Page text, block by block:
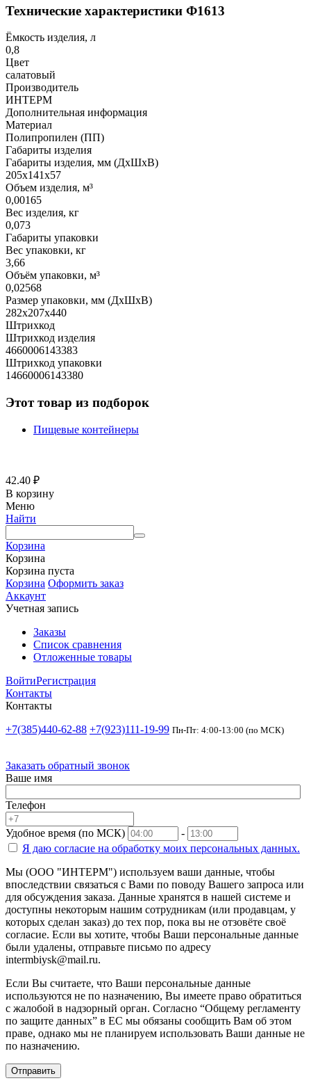
Технические характеристики Ф1613
Ёмкость изделия, л
0,8
Цвет
салатовый
Производитель
ИНТЕРМ
Дополнительная информация
Материал
Полипропилен (ПП)
Габариты изделия
Габариты изделия, мм (ДхШхВ)
205х141х57
Объем изделия, м³
0,00165
Вес изделия, кг
0,073
Габариты упаковки
Вес упаковки, кг
3,66
Объём упаковки, м³
0,02568
Размер упаковки, мм (ДхШхВ)
282х207х440
Штрихкод
Штрихкод изделия
4660006143383
Штрихкод упаковки
14660006143380
Этот товар из подборок
Пищевые контейнеры
42.40 ₽
В корзину
Меню
Найти
Корзина
Корзина
Корзина пуста
Корзина Оформить заказ
Аккаунт
Учетная запись
Заказы
Список сравнения
Отложенные товары
ВойтиРегистрация
Контакты
Контакты
+7(385)440-62-88 +7(923)111-19-99 Пн-Пт: 4:00-13:00 (по МСК)
Заказать обратный звонок
Ваше имя
Телефон
Удобное время (по МСК)
-
Я даю согласие на обработку моих персональных данных.
Мы (ООО "ИНТЕРМ") используем ваши данные, чтобы
впоследствии связаться с Вами по поводу Вашего запроса или
для обсуждения заказа. Данные хранятся в нашей системе и
доступны некоторым нашим сотрудникам (или продавцам, у
которых сделан заказ) до тех пор, пока вы не отзовёте своё
согласие. Если вы хотите, чтобы Ваши персональные данные
были удалены, отправьте письмо по адресу
intermbiysk@mail.ru.
Если Вы считаете, что Ваши персональные данные
используются не по назначению, Вы имеете право обратиться
с жалобой в надзорный орган. Согласно “Общему регламенту
по защите данных” в ЕС мы обязаны сообщить Вам об этом
праве, однако мы не планируем использовать Ваши данные не
по назначению.
Отправить